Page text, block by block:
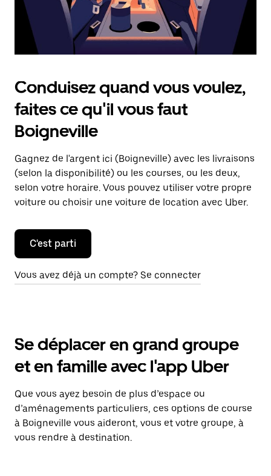
calendrier.
Conduisez quand vous voulez,
faites ce qu'il vous faut
Boigneville
Gagnez de l'argent ici (Boigneville) avec les livraisons
(selon la disponibilité) ou les courses, ou les deux,
selon votre horaire. Vous pouvez utiliser votre propre
voiture ou choisir une voiture de location avec Uber.
C'est parti
Vous avez déjà un compte? Se connecter
Se déplacer en grand groupe
et en famille avec l'app Uber
Que vous ayez besoin de plus d’espace ou
d’aménagements particuliers, ces options de course
à Boigneville vous aideront, vous et votre groupe, à
vous rendre à destination.